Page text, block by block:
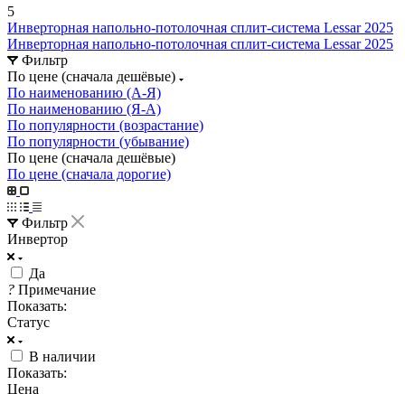
5
Инверторная напольно-потолочная сплит-система Lessar 2025
Инверторная напольно-потолочная сплит-система Lessar 2025
Фильтр
По цене (сначала дешёвые)
По наименованию (А-Я)
По наименованию (Я-А)
По популярности (возрастание)
По популярности (убывание)
По цене (сначала дешёвые)
По цене (сначала дорогие)
Фильтр
Инвертор
Да
? Примечание
Показать:
Статус
В наличии
Показать:
Цена